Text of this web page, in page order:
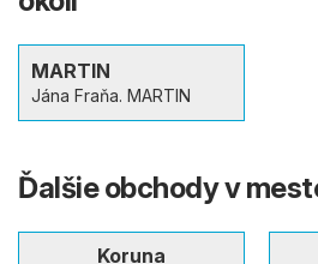
MARTIN
Jána Fraňa. MARTIN
Ďalšie obchody v
Koruna